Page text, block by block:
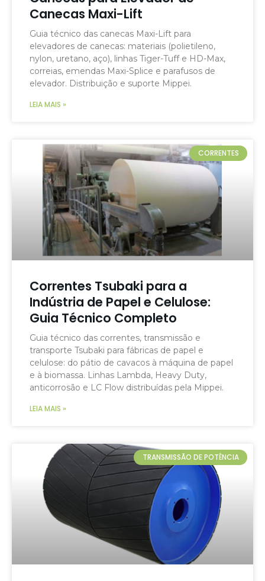
Canecas Maxi-Lift
Guia técnico das canecas Maxi-Lift para
elevadores de canecas: materiais (polietileno,
nylon, uretano, aço), linhas Tiger-Tuff e HD-Max,
correias, emendas Maxi-Splice e parafusos de
elevador. Distribuição e suporte Mippei.
LEIA MAIS »
CORRENTES
Correntes Tsubaki para a
Indústria de Papel e Celulose:
Guia Técnico Completo
Guia técnico das correntes, transmissão e
transporte Tsubaki para fábricas de papel e
celulose: do pátio de cavacos à máquina de papel
e à biomassa. Linhas Lambda, Heavy Duty,
anticorrosão e LC Flow distribuídas pela Mippei.
LEIA MAIS »
TRANSMISSÃO DE POTÊNCIA